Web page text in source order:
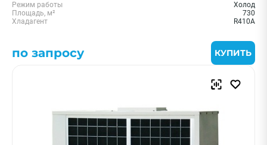
Режим работы
Холод
Площадь, м²
730
Хладагент
R410A
по запросу КУПИТЬ